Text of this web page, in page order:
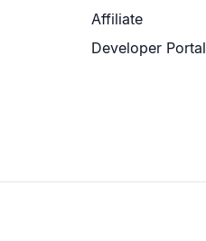
Affiliate
Developer Portal